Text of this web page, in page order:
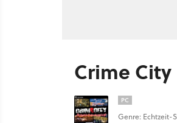
Crime City
PC
Genre: Echtzeit-